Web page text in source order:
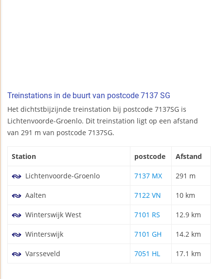
Treinstations in de buurt van postcode 7137 SG
Het dichtstbijzijnde treinstation bij postcode 7137SG is
Lichtenvoorde-Groenlo. Dit treinstation ligt op een afstand
van 291 m van postcode 7137SG.
Station postcode Afstand
Lichtenvoorde-Groenlo 7137 MX 291 m
Aalten 7122 VN 10 km
Winterswijk West 7101 RS 12.9 km
Winterswijk 7101 GH 14.2 km
Varsseveld 7051 HL 17.1 km